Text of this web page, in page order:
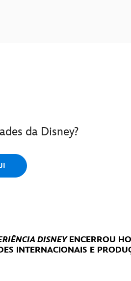
da Disney?
DISNEYENCERROU
INTERNACIONAIS E